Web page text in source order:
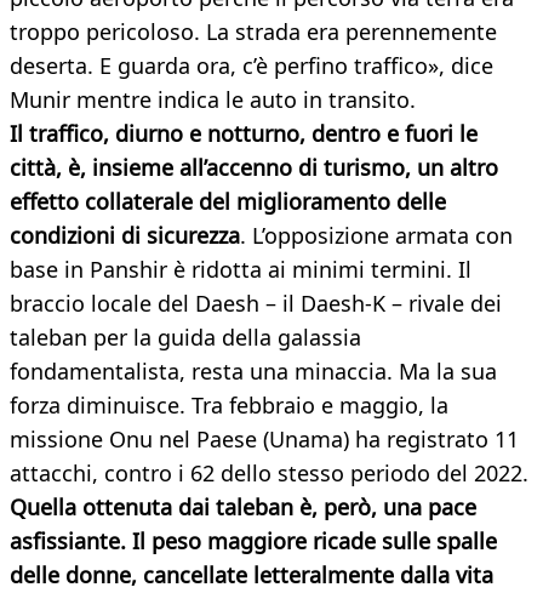
troppo pericoloso. La strada era perennemente
deserta. E guarda ora, c’è perfino traffico», dice
Munir mentre indica le auto in transito.
Il traffico, diurno e notturno, dentro e fuori le
città, è, insieme all’accenno di turismo, un altro
effetto collaterale del miglioramento delle
condizioni di sicurezza. L’opposizione armata con
base in Panshir è ridotta ai minimi termini. Il
braccio locale del Daesh – il Daesh-K – rivale dei
taleban per la guida della galassia
fondamentalista, resta una minaccia. Ma la sua
forza diminuisce. Tra febbraio e maggio, la
missione Onu nel Paese (Unama) ha registrato 11
attacchi, contro i 62 dello stesso periodo del 2022.
Quella ottenuta dai taleban è, però, una pace
asfissiante. Il peso maggiore ricade sulle spalle
delle donne, cancellate letteralmente dalla vita